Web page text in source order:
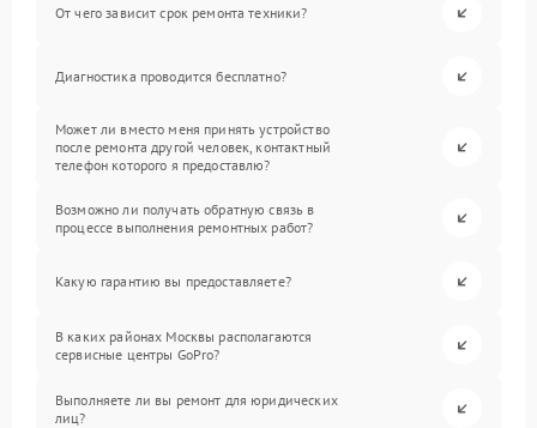
От чего зависит срок ремонта техники?
Диагностика проводится бесплатно?
Может ли вместо меня принять устройство
после ремонта другой человек, контактный
телефон которого я предоставлю?
Возможно ли получать обратную связь в
процессе выполнения ремонтных работ?
Какую гарантию вы предоставляете?
В каких районах Москвы располагаются
сервисные центры GoPro?
Выполняете ли вы ремонт для юридических
лиц?